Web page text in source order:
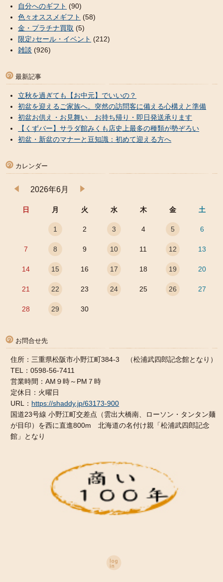
自分へのギフト (90)
色々オススメギフト (58)
金・プラチナ買取 (5)
限定♪セール・イベント (212)
雑談 (926)
最新記事
立秋を過ぎても【お中元】でいいの？
初盆を迎えるご家族へ。突然の訪問客に備える心構えと準備
初盆お供え・お見舞い お持ち帰り・即日発送承ります
【くずバー】サラダ館みくも店史上最多の種類が勢ぞろい
初盆・新盆のマナーと豆知識：初めて迎える方へ
カレンダー
2026年6月
日 月 火 水 木 金 土
1 2 3 4 5 6
7 8 9 10 11 12 13
14 15 16 17 18 19 20
21 22 23 24 25 26 27
28 29 30
お問合せ先
住所：三重県松阪市小野江町384-3 （松浦武四郎記念館となり）
TEL：0598-56-7411
営業時間：AM９時～PM７時
定休日：火曜日
URL： https://shaddy.jp/63173-900
国道23号線 小野江町交差点（雲出大橋南、ローソン・タンタン麺
が目印）を西に直進800m 北海道の名付け親「松浦武四郎記念
館」となり